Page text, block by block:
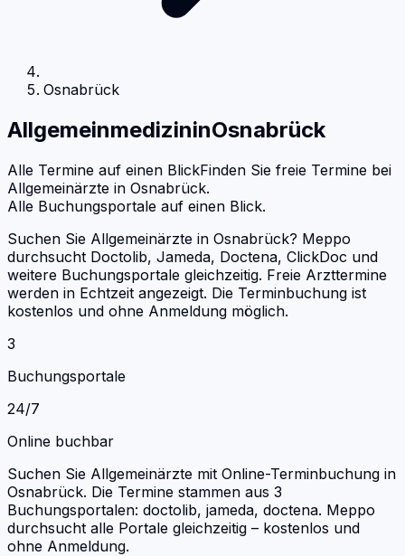
Osnabrück
AllgemeinmedizininOsnabrück
Alle Termine auf einen BlickFinden Sie freie Termine bei
Allgemeinärzte in Osnabrück.
Alle Buchungsportale auf einen Blick.
Suchen Sie Allgemeinärzte in Osnabrück? Meppo
durchsucht Doctolib, Jameda, Doctena, ClickDoc und
weitere Buchungsportale gleichzeitig. Freie Arzttermine
werden in Echtzeit angezeigt. Die Terminbuchung ist
kostenlos und ohne Anmeldung möglich.
3
Buchungsportale
24/7
Online buchbar
Suchen Sie Allgemeinärzte mit Online-Terminbuchung in
Osnabrück. Die Termine stammen aus 3
Buchungsportalen: doctolib, jameda, doctena. Meppo
durchsucht alle Portale gleichzeitig – kostenlos und
ohne Anmeldung.